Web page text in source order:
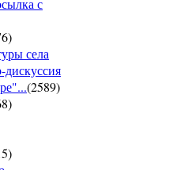
с
)
села
(2589)
)
)